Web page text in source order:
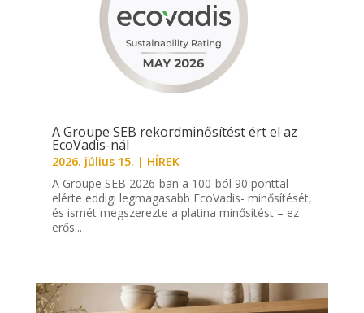
A Groupe SEB rekordminősítést ért el az
EcoVadis-nál
2026. július 15. | HÍREK
A Groupe SEB 2026-ban a 100-ból 90 ponttal
elérte eddigi legmagasabb EcoVadis- minősítését,
és ismét megszerezte a platina minősítést – ez
erős...